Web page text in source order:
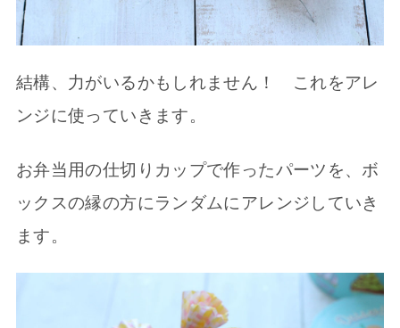
結構、力がいるかもしれません！ これをアレ
ンジに使っていきます。
お弁当用の仕切りカップで作ったパーツを、ボ
ックスの縁の方にランダムにアレンジしていき
ます。